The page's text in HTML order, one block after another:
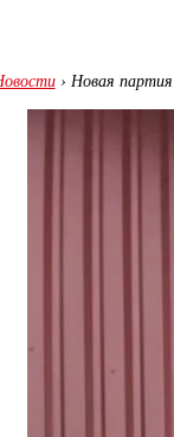
› Новая партия